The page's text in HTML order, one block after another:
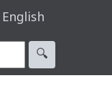
English
🔍︎